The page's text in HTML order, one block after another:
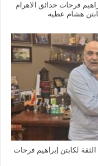
فرحات حدائق الاهرام
هشام عطيه
لكابتن إبراهيم فرحات